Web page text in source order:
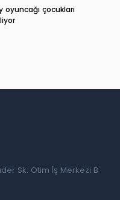
oyuncağı çocukları
Sk. Otim İş Merkezi B